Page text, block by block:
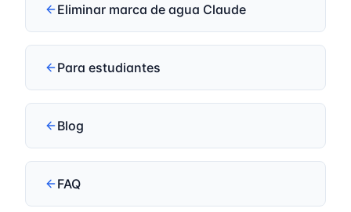
Eliminar marca de agua Claude
Para estudiantes
Blog
FAQ